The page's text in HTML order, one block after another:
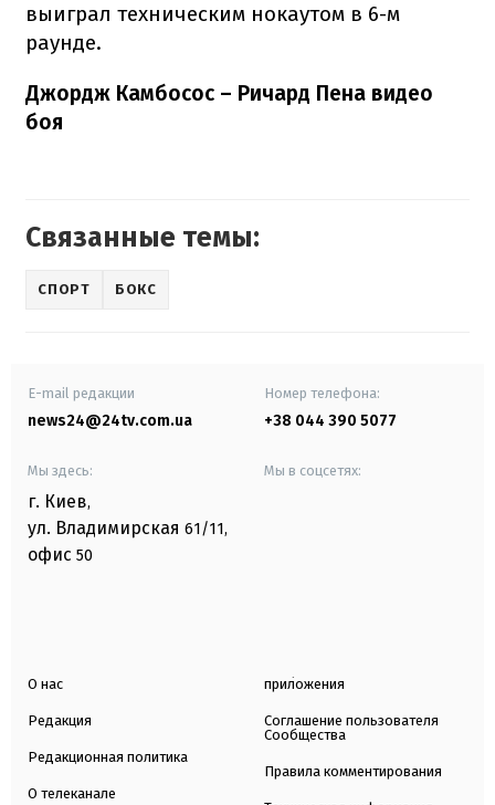
выиграл техническим нокаутом в 6-м
раунде.
Джордж Камбосос – Ричард Пена видео
боя
Связанные темы:
СПОРТ БОКС
E-mail редакции
news24@24tv.com.ua
Номер телефона:
+38 044 390 5077
Мы здесь:
г. Киев,
ул. Владимирская 61/11,
офис 50
Мы в соцсетях:
О нас
Редакция
Редакционная политика
О телеканале
приложения
Соглашение пользователя
Сообщества
Правила комментирования